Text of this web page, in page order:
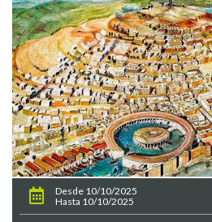
Desde 10/10/2025
Hasta 10/10/2025